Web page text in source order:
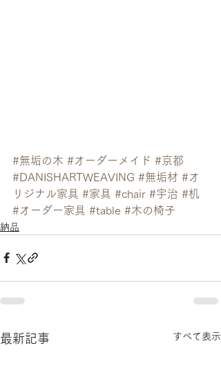
#無垢の木 #オーダーメイド #京都
#DANISHARTWEAVING #無垢材 #オ
リジナル家具 #家具 #chair #宇治 #机
#オーダー家具 #table #木の椅子
納品
最新記事 すべて表示